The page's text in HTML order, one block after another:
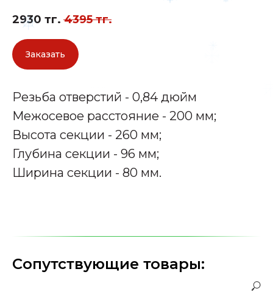
2930 тг. 4395 тг.
Заказать
Резьба отверстий - 0,84 дюйм
Межосевое расстояние - 200 мм;
Высота секции - 260 мм;
Глубина секции - 96 мм;
Ширина секции - 80 мм.
Сопутствующие товары: